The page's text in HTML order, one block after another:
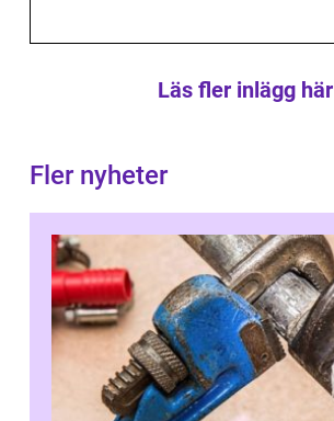
Läs fler inlägg här
Fler nyheter